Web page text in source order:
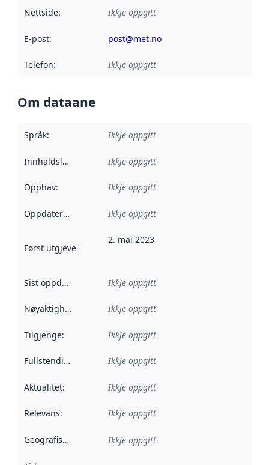
Nettside: Ikkje oppgitt
E-post: post@met.no
Telefon: Ikkje oppgitt
Om dataane
Språk: Ikkje oppgitt
Innhaldsleverandørar :
Ikkje oppgitt
Opphav: Ikkje oppgitt
Oppdateringsfrekvens :
Ikkje oppgitt
Først utgjeve:
2. mai 2023
Sist oppdatert Ikkje oppgitt
Nøyaktigheit Ikkje oppgitt
Tilgjenge: Ikkje oppgitt
Fullstendigheit Ikkje oppgitt
Aktualitet: Ikkje oppgitt
Relevans: Ikkje oppgitt
Geografisk område Ikkje oppgitt